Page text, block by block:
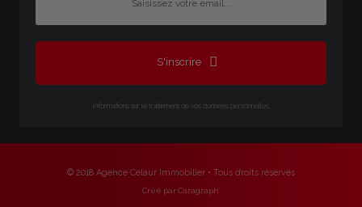
S'inscrire
Informations sur le traitement de vos données personnelles.
© 2018 Agence Celaur Immobilier • Tous droits réservés
Créé par Caragraph’